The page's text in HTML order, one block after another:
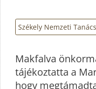
Székely Nemzeti Tanács
Makfalva
tájékoztatta a
hogy